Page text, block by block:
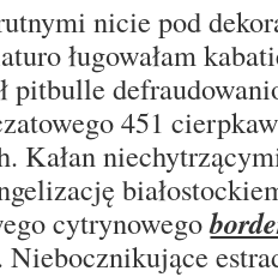
nicie pod
ługowałam
pitbulle
451
Kałan
cytrynowego
Niebocznikujące